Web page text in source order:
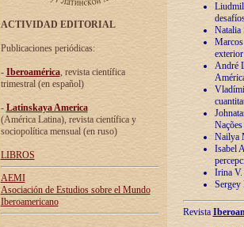
ACTIVIDAD EDITORIAL
Publicaciones periódicas:
- Iberoamérica, revista científica
trimestral (en español)
- Latinskaya America
(América Latina), revista científica y
sociopolítica mensual (en ruso)
LIBROS
AEMI
Asociación de Estudios sobre el Mundo
Iberoamericano
Natalia
André
Nailya
Isabel
Irina V.
Sergey
Revista